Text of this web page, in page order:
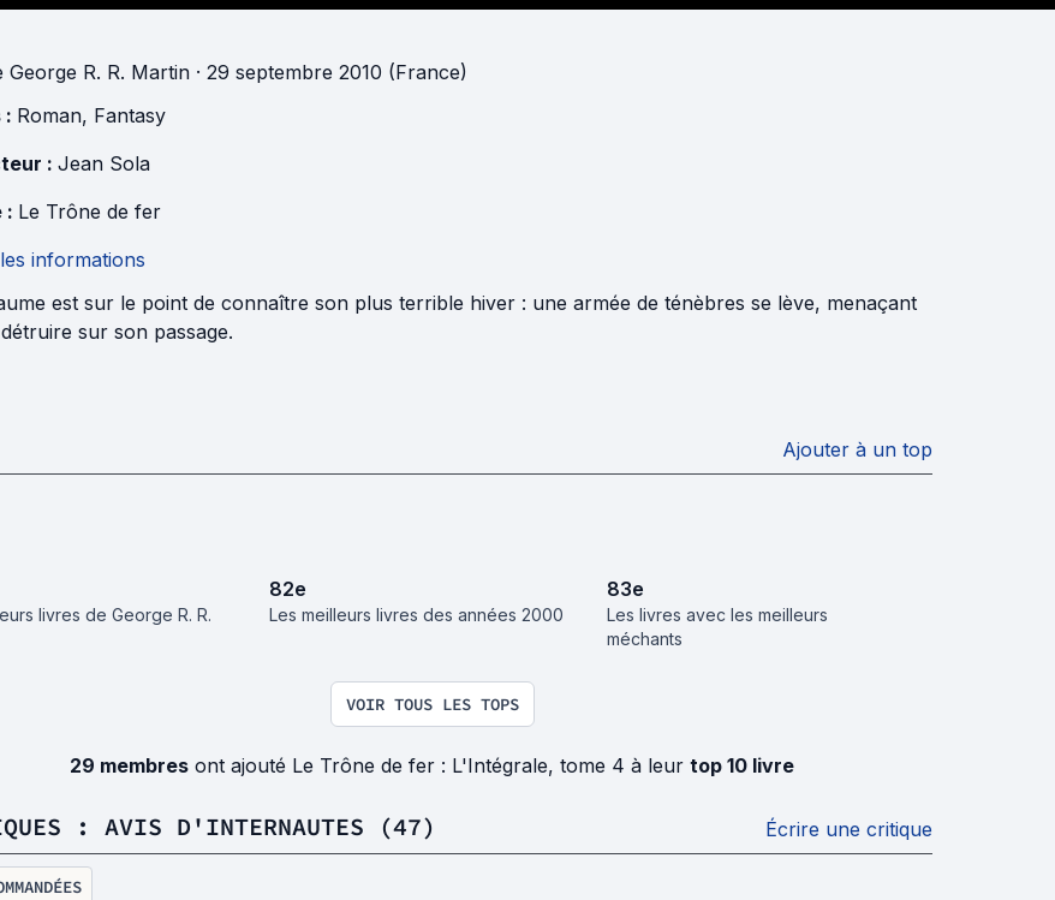
George R. R. Martin · 29 septembre 2010 (France)
: Roman, Fantasy
: Jean Sola
: Le Trône de fer
informations
est sur le point de connaître son plus terrible hiver : une armée de ténèbres se lève, menaçant
sur son passage.
Ajouter à un top
livres de George R. R.
82e
Les meilleurs livres des années 2000
83e
Les livres avec les meilleurs
méchants
VOIR TOUS LES TOPS
29 membres ont ajouté Le Trône de fer : L'Intégrale, tome 4 à leur top 10 livre
: AVIS D'INTERNAUTES (47) Écrire une critique